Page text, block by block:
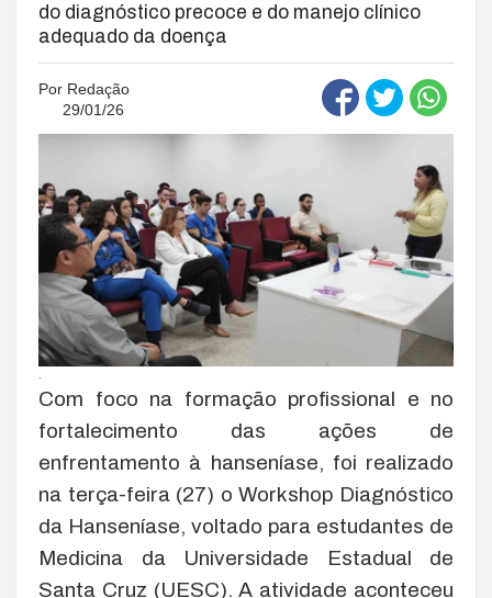
do diagnóstico precoce e do manejo clínico
adequado da doença
Por Redação
29/01/26
.
Com foco na formação profissional e no
fortalecimento das ações de
enfrentamento à hanseníase, foi realizado
na terça-feira (27) o Workshop Diagnóstico
da Hanseníase, voltado para estudantes de
Medicina da Universidade Estadual de
Santa Cruz (UESC). A atividade aconteceu